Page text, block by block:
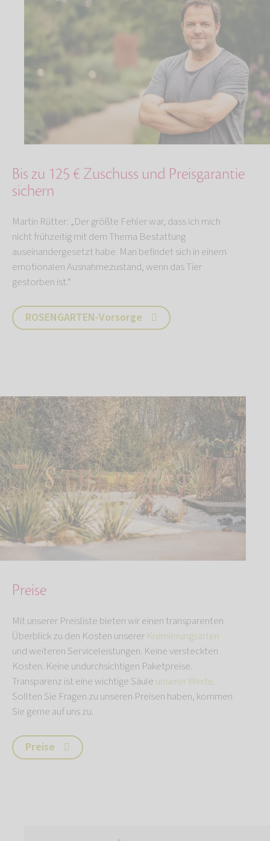
Bis zu 125 € Zuschuss und Preisgarantie
sichern
Martin Rütter: „Der größte Fehler war, dass ich mich
nicht frühzeitig mit dem Thema Bestattung
auseinandergesetzt habe. Man befindet sich in einem
emotionalen Ausnahmezustand, wenn das Tier
gestorben ist.“
ROSENGARTEN-Vorsorge
Preise
Mit unserer Preisliste bieten wir einen transparenten
Überblick zu den Kosten unserer Kremierungsarten
und weiteren Serviceleistungen. Keine versteckten
Kosten. Keine undurchsichtigen Paketpreise.
Transparenz ist eine wichtige Säule unserer Werte.
Sollten Sie Fragen zu unseren Preisen haben, kommen
Sie gerne auf uns zu.
Preise